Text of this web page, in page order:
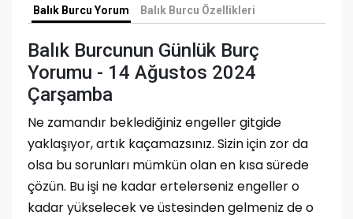
Balık Burcu Yorum Balık Burcu Özellikleri
Balık Burcunun Günlük Burç
Yorumu - 14 Ağustos 2024
Çarşamba
Ne zamandır beklediğiniz engeller gitgide
yaklaşıyor, artık kaçamazsınız. Sizin için zor da
olsa bu sorunları mümkün olan en kısa sürede
çözün. Bu işi ne kadar ertelerseniz engeller o
kadar yükselecek ve üstesinden gelmeniz de o